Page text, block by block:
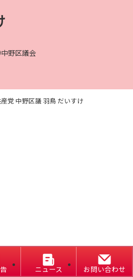
ニュース お問い合わせ
野区議会
党 中野区議 羽鳥 だいすけ